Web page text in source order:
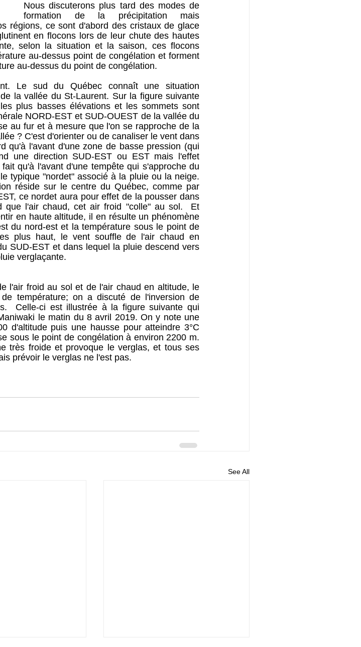
Nous discuterons plus tard des modes de
formation de la précipitation mais
régions, ce sont d'abord des cristaux de glace
en flocons lors de leur chute des hautes
selon la situation et la saison, ces flocons
au-dessus point de congélation et forment
au-dessus du point de congélation.
Le sud du Québec connaît une situation
la vallée du St-Laurent. Sur la figure suivante
plus basses élévations et les sommets sont
NORD-EST et SUD-OUEST de la vallée du
au fur et à mesure que l'on se rapproche de la
? C'est d'orienter ou de canaliser le vent dans
qu'à l'avant d'une zone de basse pression (qui
une direction SUD-EST ou EST mais l'effet
qu'à l'avant d'une tempête qui s'approche du
typique "nordet" associé à la pluie ou la neige.
réside sur le centre du Québec, comme par
ce nordet aura pour effet de la pousser dans
que l'air chaud, cet air froid "colle" au sol.  Et
en haute altitude, il en résulte un phénomène
du nord-est et la température sous le point de
plus haut, le vent souffle de l'air chaud en
SUD-EST et dans lequel la pluie descend vers
verglaçante.
l'air froid au sol et de l'air chaud en altitude, le
température; on a discuté de l'inversion de
Celle-ci est illustrée à la figure suivante qui
le matin du 8 avril 2019. On y note une
d'altitude puis une hausse pour atteindre 3°C
sous le point de congélation à environ 2200 m.
très froide et provoque le verglas, et tous ses
prévoir le verglas ne l'est pas.
See All